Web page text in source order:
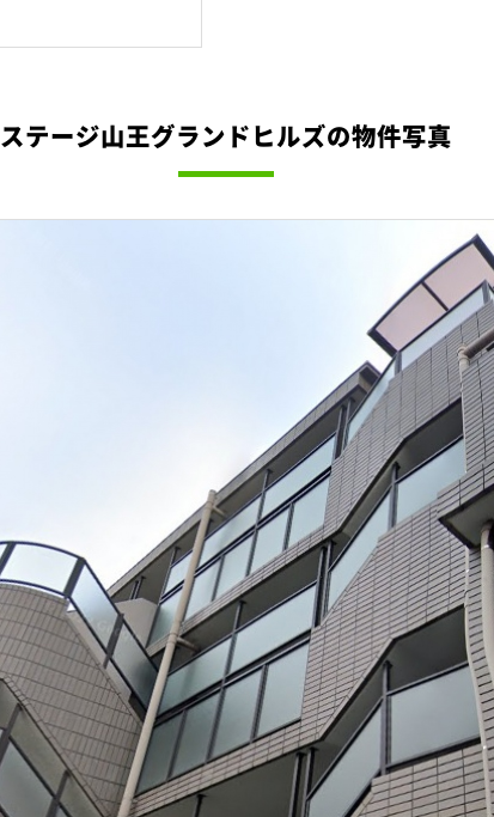
ステージ山王グランドヒルズの物件写真